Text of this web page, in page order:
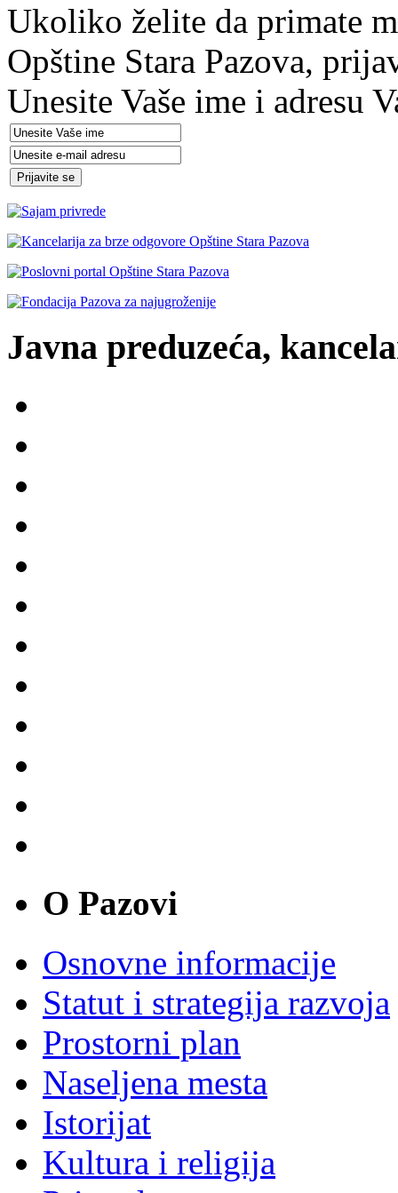
Ukoliko želite da primate
Opštine Stara Pazova,
Unesite Vaše ime i adresu
Javna preduzeća,
O Pazovi
Osnovne informacije
Statut i strategija razvoja
Prostorni plan
Naseljena mesta
Istorijat
Kultura i religija